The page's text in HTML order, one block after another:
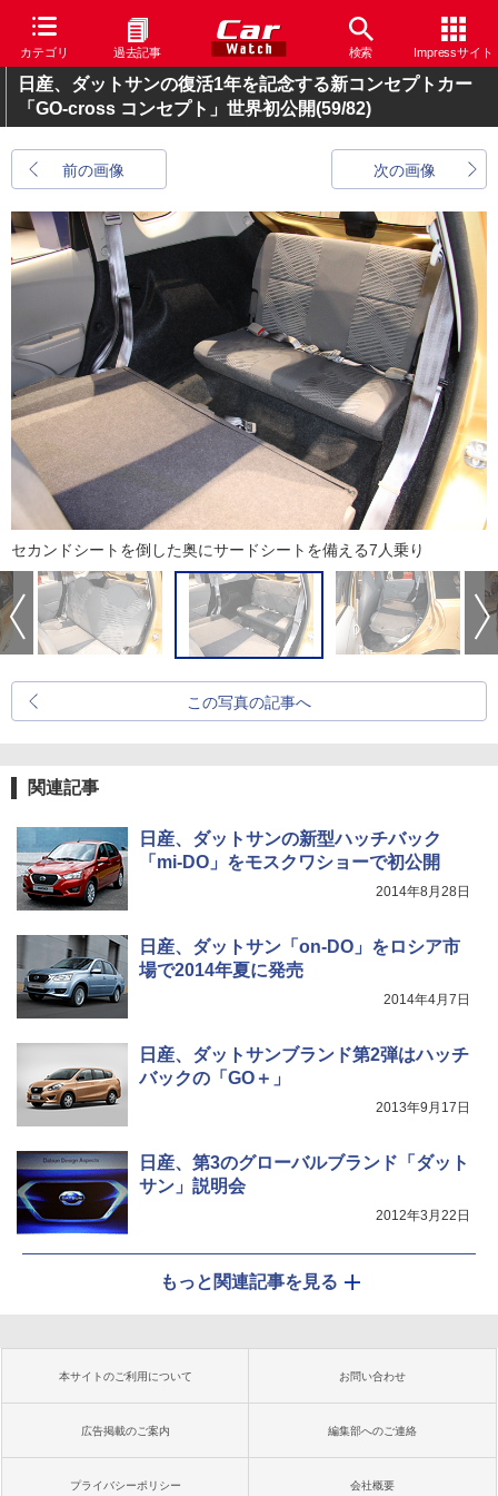
カテゴリ 過去記事 検索 Impressサイト
日産、ダットサンの復活1年を記念する新コンセプトカー
「GO-cross コンセプト」世界初公開(59/82)
前の画像 次の画像
セカンドシートを倒した奥にサードシートを備える7人乗り
この写真の記事へ
関連記事
日産、ダットサンの新型ハッチバック
「mi-DO」をモスクワショーで初公開
2014年8月28日
日産、ダットサン「on-DO」をロシア市
場で2014年夏に発売
2014年4月7日
日産、ダットサンブランド第2弾はハッチ
バックの「GO＋」
2013年9月17日
日産、第3のグローバルブランド「ダット
サン」説明会
2012年3月22日
もっと関連記事を見る
本サイトのご利用について お問い合わせ
広告掲載のご案内 編集部へのご連絡
プライバシーポリシー 会社概要